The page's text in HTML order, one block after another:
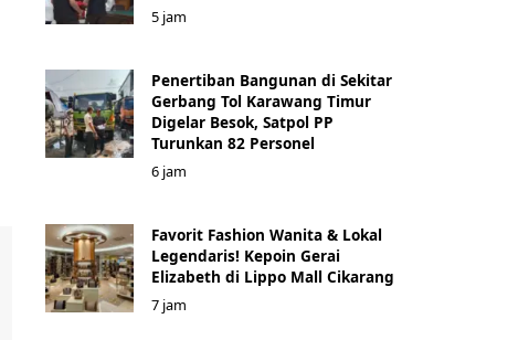
5 jam
Penertiban Bangunan di Sekitar
Gerbang Tol Karawang Timur
Digelar Besok, Satpol PP
Turunkan 82 Personel
6 jam
Favorit Fashion Wanita & Lokal
Legendaris! Kepoin Gerai
Elizabeth di Lippo Mall Cikarang
7 jam